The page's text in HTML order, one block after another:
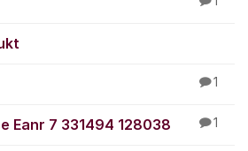
1
Eanr 7 331494 128038 1